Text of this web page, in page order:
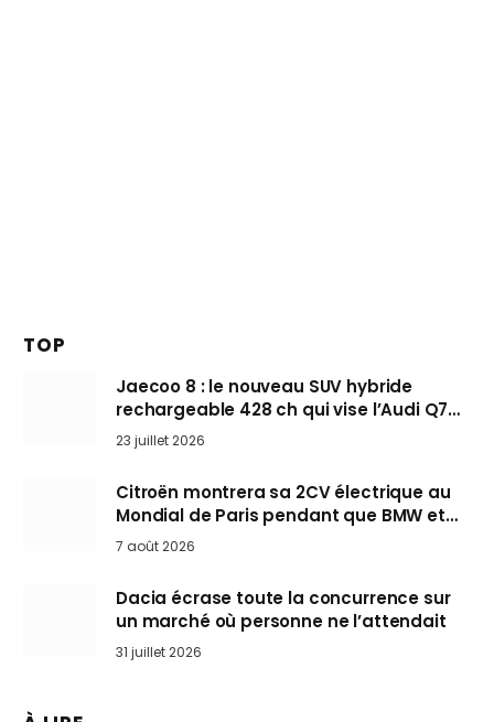
TOP
Jaecoo 8 : le nouveau SUV hybride
rechargeable 428 ch qui vise l’Audi Q7
arrive en Europe cet automne
23 juillet 2026
Citroën montrera sa 2CV électrique au
Mondial de Paris pendant que BMW et
Mini désertent le salon
7 août 2026
Dacia écrase toute la concurrence sur
un marché où personne ne l’attendait
31 juillet 2026